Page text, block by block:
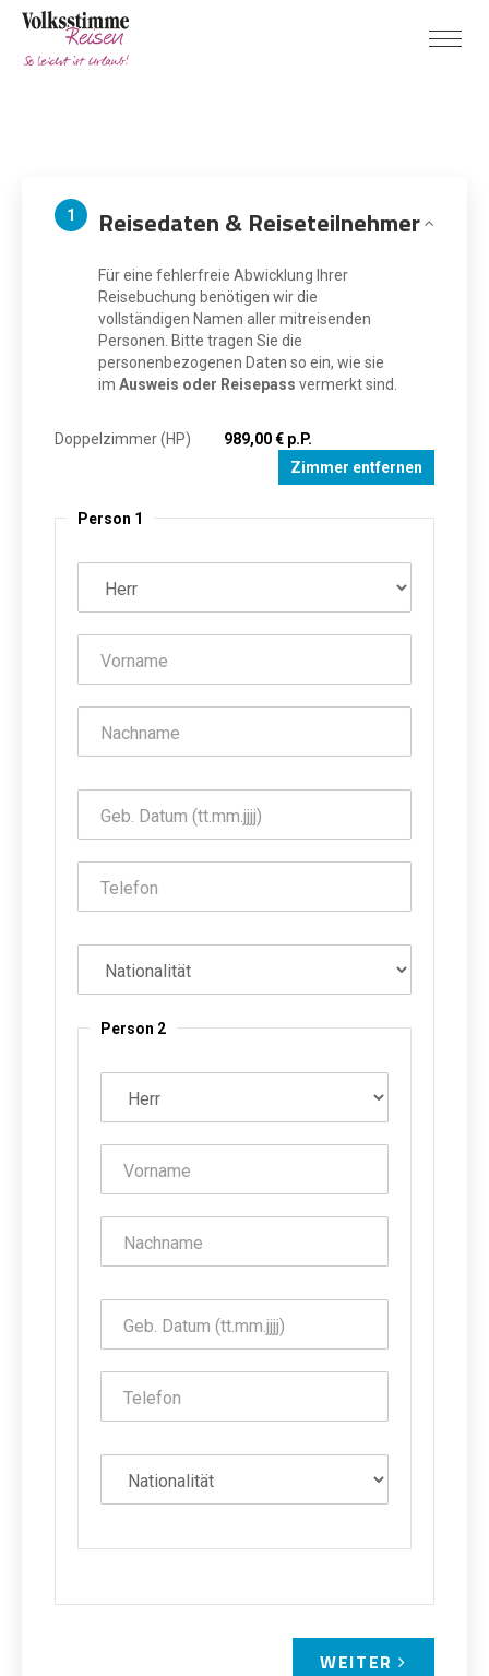
1 Reisedaten & Reiseteilnehmer
Für eine fehlerfreie Abwicklung Ihrer
Reisebuchung benötigen wir die
vollständigen Namen aller mitreisenden
Personen. Bitte tragen Sie die
personenbezogenen Daten so ein, wie sie
im Ausweis oder Reisepass vermerkt sind.
Doppelzimmer (HP)
989,00 € p.P.
Zimmer entfernen
Person 1
Person 2
WEITER